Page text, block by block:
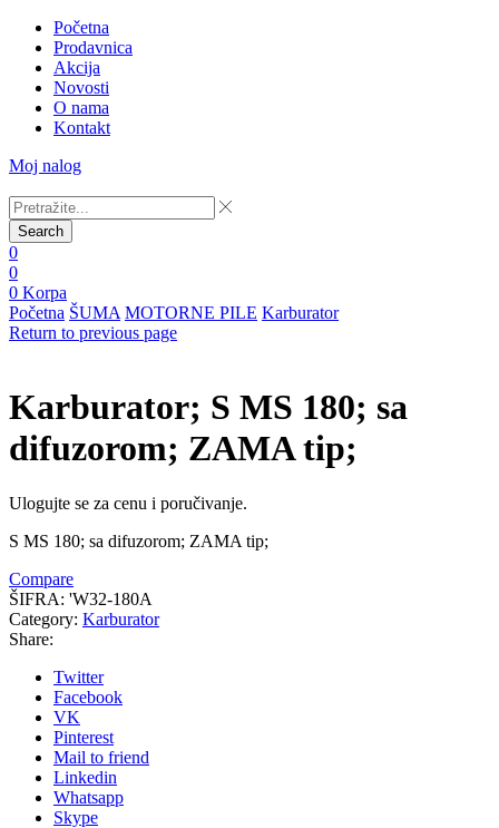
Početna
Prodavnica
Akcija
Novosti
O nama
Kontakt
Moj nalog
Search
0
0
0 Korpa
Početna ŠUMA MOTORNE PILE Karburator
Return to previous page
Karburator; S MS 180; sa
difuzorom; ZAMA tip;
Ulogujte se za cenu i poručivanje.
S MS 180; sa difuzorom; ZAMA tip;
Compare
ŠIFRA: 'W32-180A
Category: Karburator
Share:
Twitter
Facebook
VK
Pinterest
Mail to friend
Linkedin
Whatsapp
Skype